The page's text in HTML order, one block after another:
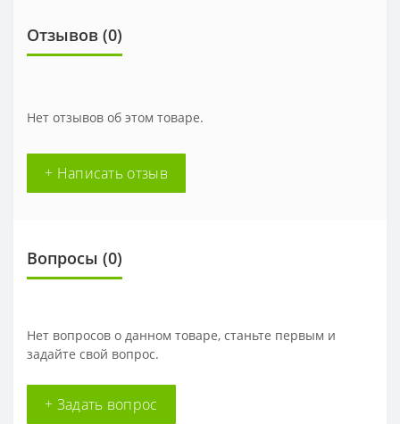
Отзывов (0)
Нет отзывов об этом товаре.
+ Написать отзыв
Вопросы (0)
Нет вопросов о данном товаре, станьте первым и
задайте свой вопрос.
+ Задать вопрос